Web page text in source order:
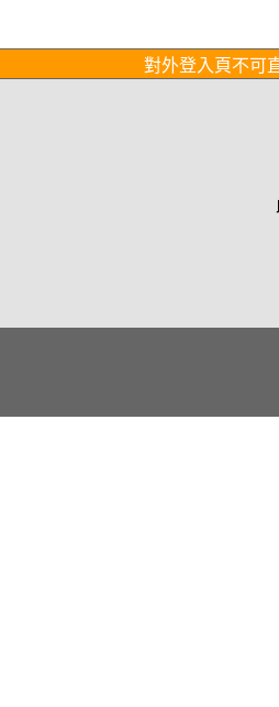
對外登入頁不可